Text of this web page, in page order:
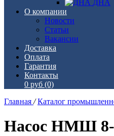
ДНА
О компании
Новости
Статьи
Вакансии
Доставка
Оплата
Гарантия
Контакты
0 руб (0)
Главная / Каталог
Насос НМШ 8-